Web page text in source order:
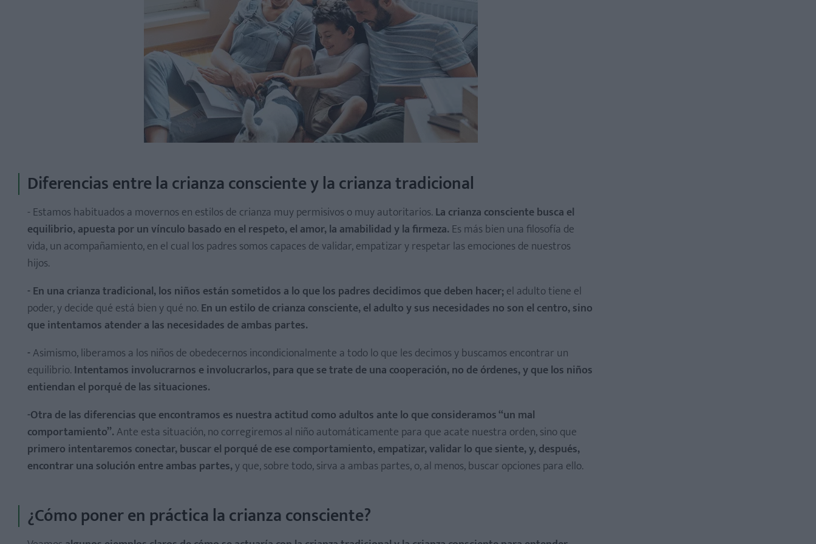
Diferencias entre la crianza consciente y la crianza tradicional
- Estamos habituados a movernos en estilos de crianza muy permisivos o muy autoritarios. La crianza consciente busca el
equilibrio, apuesta por un vínculo basado en el respeto, el amor, la amabilidad y la firmeza. Es más bien una filosofía de
vida, un acompañamiento, en el cual los padres somos capaces de validar, empatizar y respetar las emociones de nuestros
hijos.
- En una crianza tradicional, los niños están sometidos a lo que los padres decidimos que deben hacer;el adulto tiene el
poder, y decide qué está bien y qué no. En un estilo de crianza consciente, el adulto y sus necesidades no son el centro, sino
que intentamos atender a las necesidades de ambas partes.
-Asimismo, liberamos a los niños de obedecernos incondicionalmente a todo lo que les decimos y buscamos encontrar un
equilibrio. Intentamos involucrarnos e involucrarlos, para que se trate de una cooperación, no de órdenes, y que los niños
entiendan el porqué de las situaciones.
-Otra de las diferencias que encontramos es nuestra actitud como adultos ante lo que consideramos “un mal
comportamiento”.Ante esta situación, no corregiremos al niño automáticamente para que acate nuestra orden, sino que
primero intentaremos conectar, buscar el porqué de ese comportamiento, empatizar, validar lo que siente, y, después,
encontrar una solución entre ambas partes,y que, sobre todo, sirva a ambas partes, o, al menos, buscar opciones para ello.
¿Cómo poner en práctica la crianza consciente?